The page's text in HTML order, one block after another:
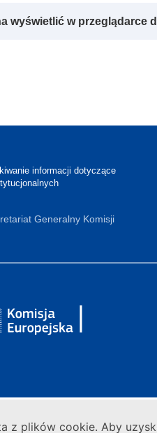
z plików cookie. Aby
wyświetlić w przeglądarce
informacji dotyczące
Generalny Komisji